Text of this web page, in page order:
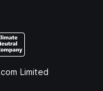
Limited